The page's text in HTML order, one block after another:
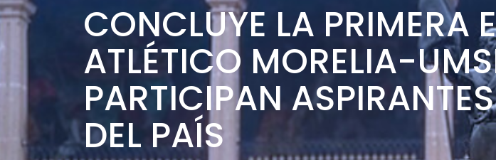
CONCLUYE LA PRIMERA
ATLÉTICO MORELIA-
PARTICIPAN
DEL PAÍS